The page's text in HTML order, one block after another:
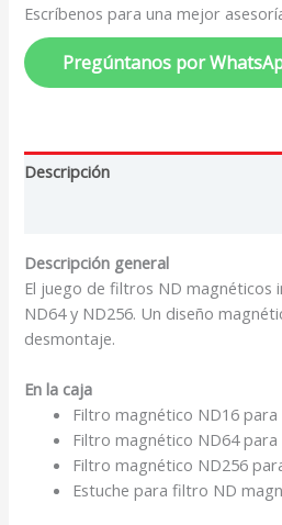
Escríbenos para una mejor
Pregúntanos por
Descripción
Descripción general
El juego de filtros ND magnéticos
ND64 y ND256. Un diseño
desmontaje.
En la caja
Filtro magnético ND16 para
Filtro magnético ND64 para
Filtro magnético ND256
Estuche para filtro ND